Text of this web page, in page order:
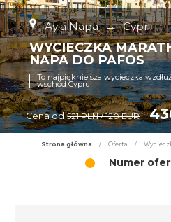
Ayia Napa → Cypr
WYCIECZKA
NAPA DO PAFOS
To najpiękniejsza wycieczka
wschód Cypru
Cena od 521 PLN / 120 EUR
Strona główna / Oferta /
Numer